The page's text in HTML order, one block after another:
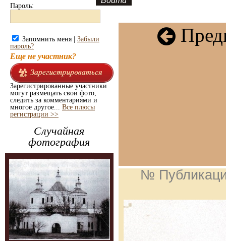
Пароль:
Запомнить меня | Забыли
пароль?
Еще не участник?
Зарегистрированные участники
могут размещать свои фото,
следить за комментариями и
многое другое... Все плюсы
регистрации >>
Случайная
фотография
№